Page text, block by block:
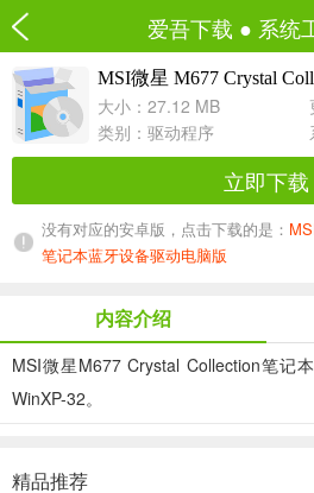
爱吾下载 ● 系统
MSI微星 M677 Crystal
动
2.1.3.0 For WinXP
大小：27.12 MB
类别： 驱动程序
立即下载
没有对应的安卓版，点击下载的是：
笔记本蓝牙设备驱动电脑版
内容介绍
MSI微星M677 Crystal Collection笔记
WinXP-32。
精品推荐